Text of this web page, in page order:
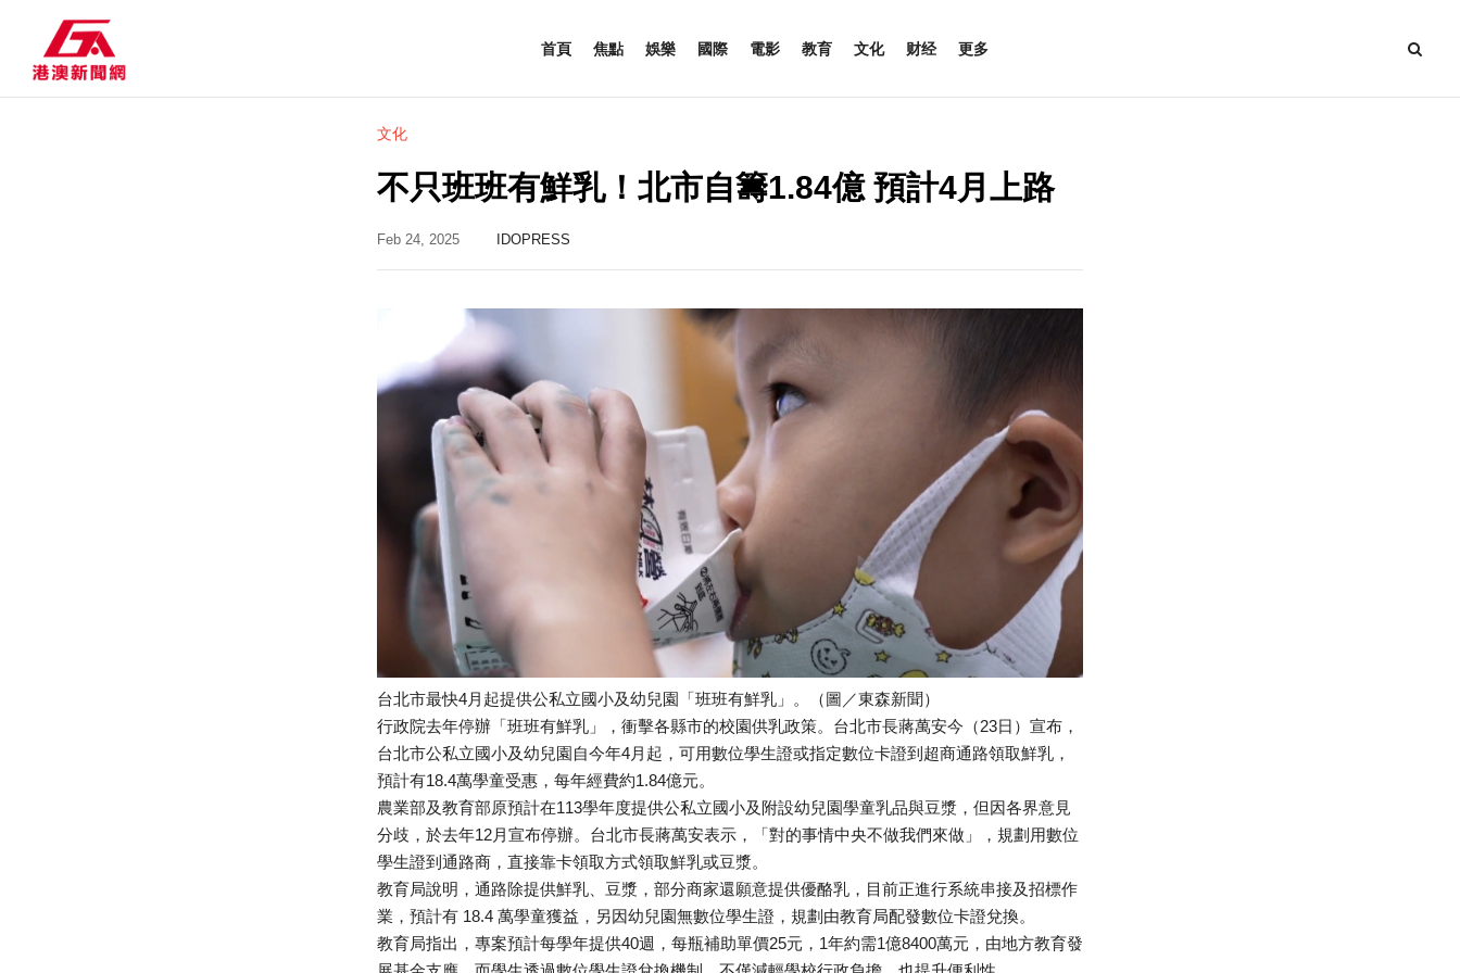
首頁 焦點 娛樂 國際 電影 教育 文化 财经 更多
文化
不只班班有鮮乳！北市自籌1.84億 預計4月上路
Feb 24, 2025 IDOPRESS
台北市最快4月起提供公私立國小及幼兒園「班班有鮮乳」。（圖／東森新聞）
行政院去年停辦「班班有鮮乳」，衝擊各縣市的校園供乳政策。台北市長蔣萬安今（23日）宣布，
台北市公私立國小及幼兒園自今年4月起，可用數位學生證或指定數位卡證到超商通路領取鮮乳，
預計有18.4萬學童受惠，每年經費約1.84億元。
農業部及教育部原預計在113學年度提供公私立國小及附設幼兒園學童乳品與豆漿，但因各界意見
分歧，於去年12月宣布停辦。台北市長蔣萬安表示，「對的事情中央不做我們來做」，規劃用數位
學生證到通路商，直接靠卡領取方式領取鮮乳或豆漿。
教育局說明，通路除提供鮮乳、豆漿，部分商家還願意提供優酪乳，目前正進行系統串接及招標作
業，預計有 18.4 萬學童獲益，另因幼兒園無數位學生證，規劃由教育局配發數位卡證兌換。
教育局指出，專案預計每學年提供40週，每瓶補助單價25元，1年約需1億8400萬元，由地方教育發